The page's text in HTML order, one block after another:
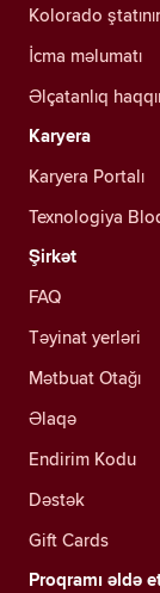
Kolorado
İcma məlumatı
Əlçatanlıq
Karyera
Karyera Portalı
Texnologiya
Şirkət
FAQ
Təyinat yerləri
Mətbuat Otağı
Əlaqə
Endirim Kodu
Dəstək
Gift Cards
Proqramı əldə